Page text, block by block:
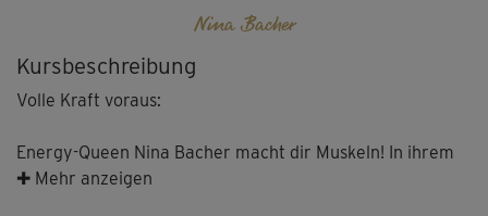
Kursbeschreibung
Volle Kraft voraus:
Energy-Queen Nina Bacher macht dir Muskeln! In ihrem
Muskelpower-Workout trainiert ihr mit verschiedenen
✚ Mehr anzeigen
Nina Bacher